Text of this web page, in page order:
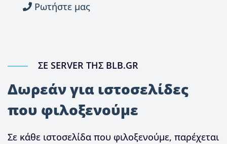
Ρωτήστε μας
ΣΕ SERVER ΤΗΣ BLB.GR
Δωρεάν για ιστοσελίδες
που φιλοξενούμε
Σε κάθε ιστοσελίδα που φιλοξενούμε, παρέχεται